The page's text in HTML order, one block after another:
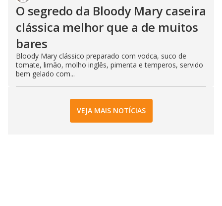
O segredo da Bloody Mary caseira
clássica melhor que a de muitos
bares
Bloody Mary clássico preparado com vodca, suco de
tomate, limão, molho inglês, pimenta e temperos, servido
bem gelado com...
VEJA MAIS NOTÍCIAS